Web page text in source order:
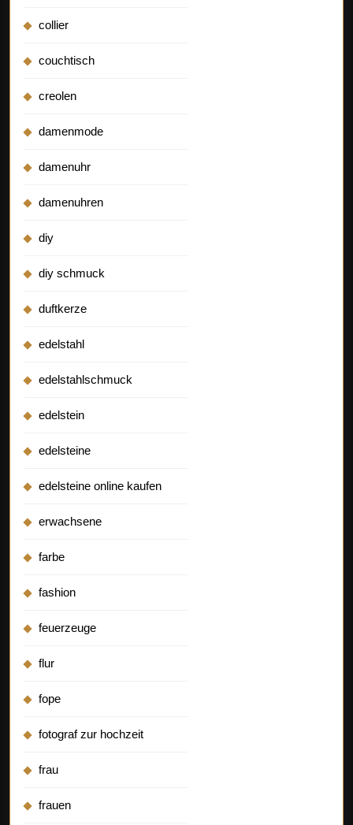
collier
couchtisch
creolen
damenmode
damenuhr
damenuhren
diy
diy schmuck
duftkerze
edelstahl
edelstahlschmuck
edelstein
edelsteine
edelsteine online kaufen
erwachsene
farbe
fashion
feuerzeuge
flur
fope
fotograf zur hochzeit
frau
frauen